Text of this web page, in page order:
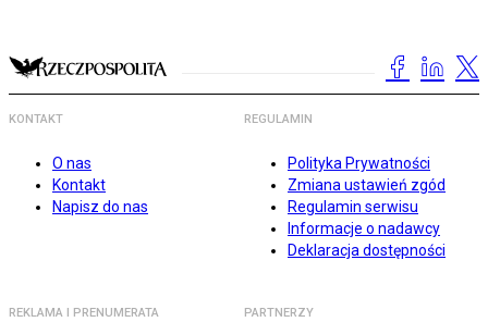
KONTAKT
O nas
Kontakt
Napisz do nas
REGULAMIN
Polityka Prywatności
Zmiana ustawień zgód
Regulamin serwisu
Informacje o nadawcy
Deklaracja dostępności
REKLAMA I PRENUMERATA PARTNERZY